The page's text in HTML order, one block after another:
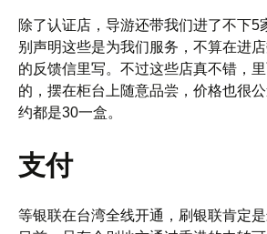
除了认证店，导游还带我们进了不下5
别声明这些是为我们服务，不算在进
的反馈信里写。不过这些店真不错，
的，摆在柜台上随意品尝，价格也很
约都是30一盒。
支付
等银联在台湾全线开通，刷银联肯定是